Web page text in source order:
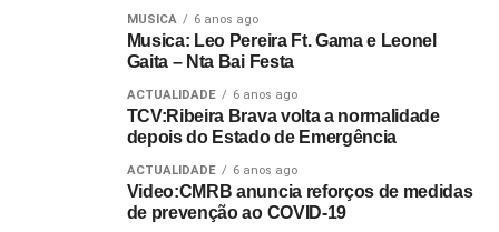
MUSICA 6 anos ago
Musica: Leo Pereira Ft. Gama e Leonel
Gaita – Nta Bai Festa
ACTUALIDADE 6 anos ago
TCV:Ribeira Brava volta a normalidade
depois do Estado de Emergência
ACTUALIDADE 6 anos ago
Video:CMRB anuncia reforços de medidas
de prevenção ao COVID-19